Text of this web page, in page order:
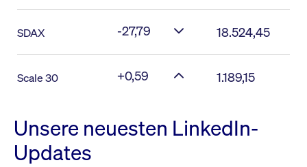
SDAX -27,79 18.524,45
Scale 30 +0,59 1.189,15
Unsere neuesten LinkedIn-
Updates